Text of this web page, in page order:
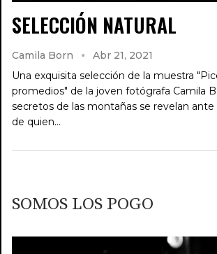
SELECCIÓN NATURAL
Camila Born
Abr 21, 2021
Una exquisita selección de la muestra
promedios" de la joven fotógrafa Camila
secretos de las montañas se revelan
de quien…
SOMOS LOS POGO